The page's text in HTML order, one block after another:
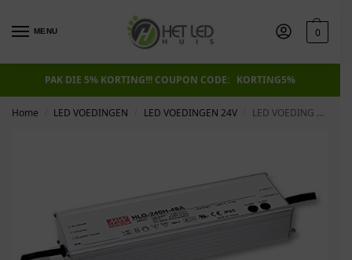
MENU 0
PAK DIE 5% KORTING!!! COUPON CODE: KORTING5%
Home LED VOEDINGEN LED VOEDINGEN 24V LED VOEDING MEANWELL 24V 240W 10A IP65